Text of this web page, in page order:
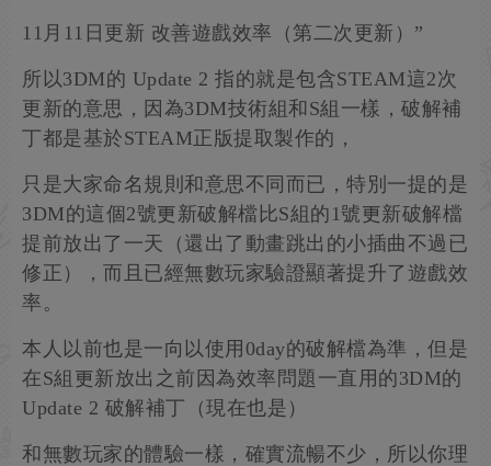
11月11日更新 改善遊戲效率（第二次更新）”
所以3DM的 Update 2 指的就是包含STEAM這2次
更新的意思，因為3DM技術組和S組一樣，破解補
丁都是基於STEAM正版提取製作的，
只是大家命名規則和意思不同而已，特別一提的是
3DM的這個2號更新破解檔比S組的1號更新破解檔
提前放出了一天（還出了動畫跳出的小插曲不過已
修正），而且已經無數玩家驗證顯著提升了遊戲效
率。
本人以前也是一向以使用0day的破解檔為準，但是
在S組更新放出之前因為效率問題一直用的3DM的
Update 2 破解補丁（現在也是）
和無數玩家的體驗一樣，確實流暢不少，所以你理